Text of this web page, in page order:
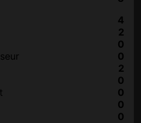
4
2
0
0
2
0
0
0
0